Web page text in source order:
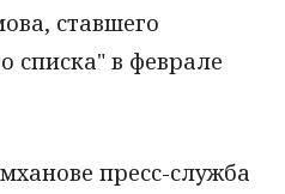
ставшего
списка" в феврале
пресс-служба